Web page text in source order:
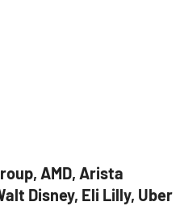
AMD, Arista
Disney, Eli Lilly, Uber